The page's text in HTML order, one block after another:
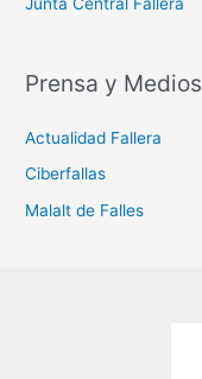
Junta Central Fallera
Prensa y Medios
Actualidad Fallera
Ciberfallas
Malalt de Falles